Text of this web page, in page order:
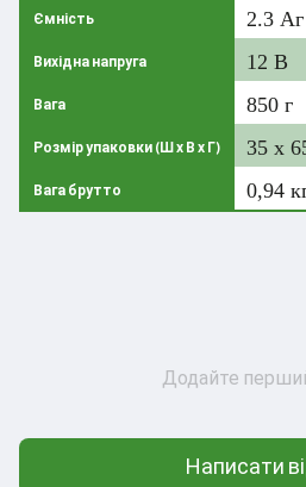
Ємність 2.3 Аг
Вихідна напруга 12 В
Вага 850 г
Розмір упаковки (Ш х В х Г) 35 x
Вага брутто 0,94
Додайте
Написати